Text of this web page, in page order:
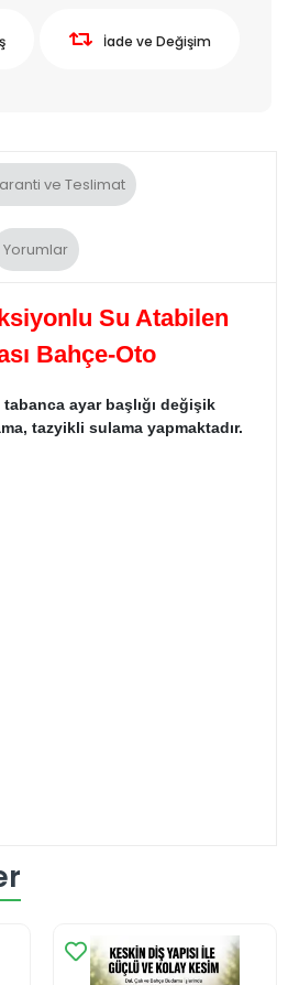
İade ve Değişim
ve Teslimat
Yorumlar
Su Atabilen
Bahçe-Oto
ayar başlığı değişik
tazyikli sulama yapmaktadır.